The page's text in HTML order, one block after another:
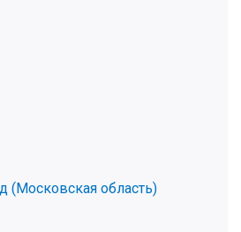
(Московская область)